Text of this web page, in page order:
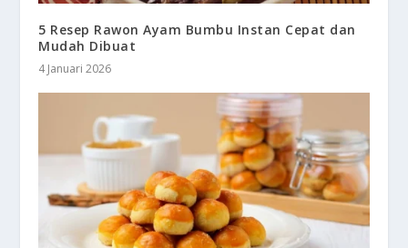
5 Resep Rawon Ayam Bumbu Instan Cepat dan
Mudah Dibuat
4 Januari 2026